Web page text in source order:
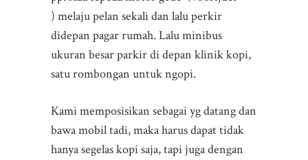
) melaju pelan sekali dan lalu perkir
didepan pagar rumah. Lalu minibus
ukuran besar parkir di depan klinik kopi,
satu rombongan untuk ngopi.
Kami memposisikan sebagai yg datang dan
bawa mobil tadi, maka harus dapat tidak
hanya segelas kopi saja, tapi juga dengan